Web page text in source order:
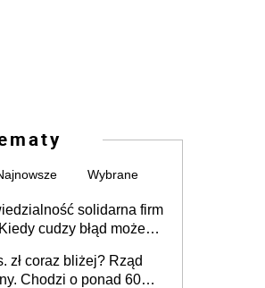
Wybrane
solidarna firm
cudzy błąd może
zł coraz bliżej? Rząd
Chodzi o ponad 60